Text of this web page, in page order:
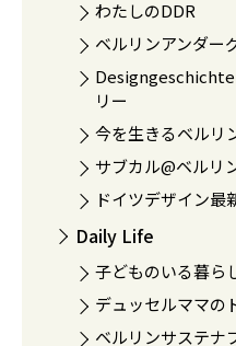
わたしのDDR
ベルリンアンダー
リー
今を生きるベルリ
サブカル@ベルリ
ドイツデザイン最
Daily Life
子どものいる暮ら
デュッセルママの
ベルリンサステナ